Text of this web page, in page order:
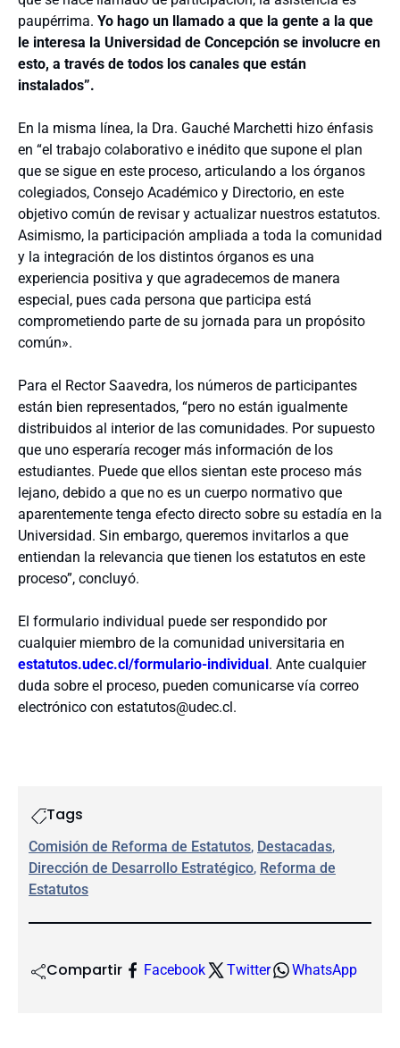
paupérrima. Yo hago un llamado a que la gente a la que
le interesa la Universidad de Concepción se involucre en
esto, a través de todos los canales que están
instalados”.
En la misma línea, la Dra. Gauché Marchetti hizo énfasis
en “el trabajo colaborativo e inédito que supone el plan
que se sigue en este proceso, articulando a los órganos
colegiados, Consejo Académico y Directorio, en este
objetivo común de revisar y actualizar nuestros estatutos.
Asimismo, la participación ampliada a toda la comunidad
y la integración de los distintos órganos es una
experiencia positiva y que agradecemos de manera
especial, pues cada persona que participa está
comprometiendo parte de su jornada para un propósito
común».
Para el Rector Saavedra, los números de participantes
están bien representados, “pero no están igualmente
distribuidos al interior de las comunidades. Por supuesto
que uno esperaría recoger más información de los
estudiantes. Puede que ellos sientan este proceso más
lejano, debido a que no es un cuerpo normativo que
aparentemente tenga efecto directo sobre su estadía en la
Universidad. Sin embargo, queremos invitarlos a que
entiendan la relevancia que tienen los estatutos en este
proceso”, concluyó.
El formulario individual puede ser respondido por
cualquier miembro de la comunidad universitaria en
estatutos.udec.cl/formulario-individual. Ante cualquier
duda sobre el proceso, pueden comunicarse vía correo
electrónico con estatutos@udec.cl.
Tags
Comisión de Reforma de Estatutos, Destacadas
Dirección de Desarrollo Estratégico, Reforma de
Estatutos
Compartir Facebook Twitter WhatsApp